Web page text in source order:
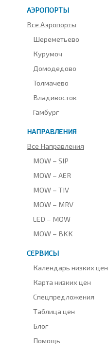
АЭРОПОРТЫ
Все Аэропорты
Шереметьево
Курумоч
Домодедово
Толмачево
Владивосток
Гамбург
НАПРАВЛЕНИЯ
Все Направления
MOW – SIP
MOW – AER
MOW – TIV
MOW – MRV
LED – MOW
MOW – BKK
СЕРВИСЫ
Календарь низких цен
Карта низких цен
Спецпредложения
Таблица цен
Блог
Помощь